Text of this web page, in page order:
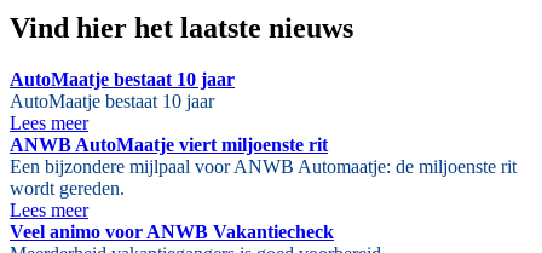
Vind hier het laatste nieuws
AutoMaatje bestaat 10 jaar
AutoMaatje bestaat 10 jaar
Lees meer
ANWB AutoMaatje viert miljoenste rit
Een bijzondere mijlpaal voor ANWB Automaatje: de miljoenste rit
wordt gereden.
Lees meer
Veel animo voor ANWB Vakantiecheck